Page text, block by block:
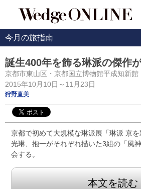
今月の旅指南
誕生400年を飾る琳派の傑作
京都市東山区・京都国立博物館平成知新館
2015年10月10日～11月23日
狩野直美
京都で初めて大規模な琳派展「琳派 京を
光琳、抱一がそれぞれ描いた3組の「風
会する。
本文を読む